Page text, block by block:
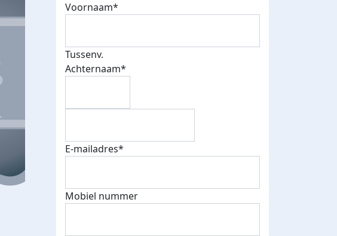
E-mails verstuurd
€500 euro opgehaald: t-shirt
Voornaam*
Tussenv.
Achternaam*
E-mailadres*
Mobiel nummer